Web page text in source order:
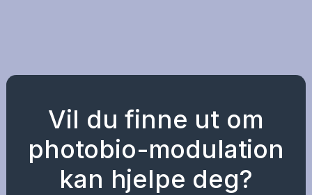
Vil du finne ut om
photobio-modulation
kan hjelpe deg?